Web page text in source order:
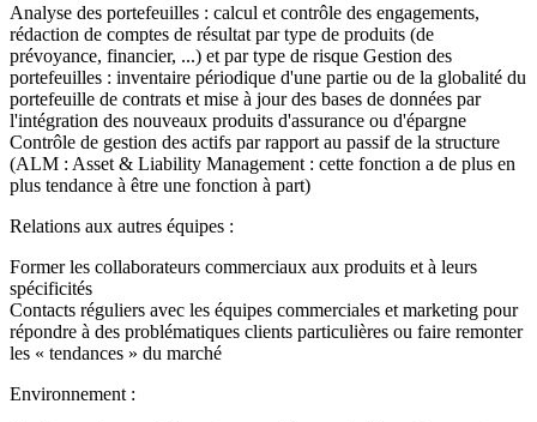
Analyse des portefeuilles : calcul et contrôle des engagements,
rédaction de comptes de résultat par type de produits (de
prévoyance, financier, ...) et par type de risque Gestion des
portefeuilles : inventaire périodique d'une partie ou de la globalité du
portefeuille de contrats et mise à jour des bases de données par
l'intégration des nouveaux produits d'assurance ou d'épargne
Contrôle de gestion des actifs par rapport au passif de la structure
(ALM : Asset & Liability Management : cette fonction a de plus en
plus tendance à être une fonction à part)
Relations aux autres équipes :
Former les collaborateurs commerciaux aux produits et à leurs
spécificités
Contacts réguliers avec les équipes commerciales et marketing pour
répondre à des problématiques clients particulières ou faire remonter
les « tendances » du marché
Environnement :